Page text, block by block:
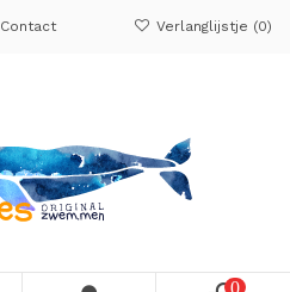
Contact Verlanglijstje (0)
0